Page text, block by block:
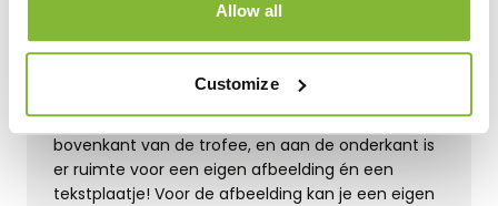
Allow all
Customize
Deze zilveren trofee is in 3 maten beschikbaar bij
ons. Er zit een mooie mountainbike disc op de
bovenkant van de trofee, en aan de onderkant is
er ruimte voor een eigen afbeelding én een
tekstplaatje! Voor de afbeelding kan je een eigen
Productinformatie Aflevering